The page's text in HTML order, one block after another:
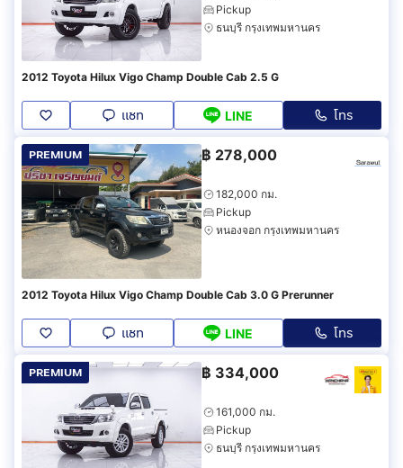
Pickup
ธนบุรี กรุงเทพมหานคร
2012 Toyota Hilux Vigo Champ Double Cab 2.5 G
แชท LINE โทร
PREMIUM ฿ 278,000
182,000 กม.
Pickup
หนองจอก กรุงเทพมหานคร
2012 Toyota Hilux Vigo Champ Double Cab 3.0 G Prerunner
แชท LINE โทร
PREMIUM ฿ 334,000
161,000 กม.
Pickup
ธนบุรี กรุงเทพมหานคร